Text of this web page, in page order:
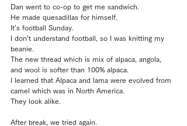
Dan went to co-op to get me sandwich.
He made quesadillas for himself.
It’s football Sunday.
I don’t understand football, so I was knitting my
beanie.
The new thread which is mix of alpaca, angola,
and wool is softer than 100% alpaca.
I learned that Alpaca and lama were evolved from
camel which was in North America.
They look alike.
After break, we tried again.